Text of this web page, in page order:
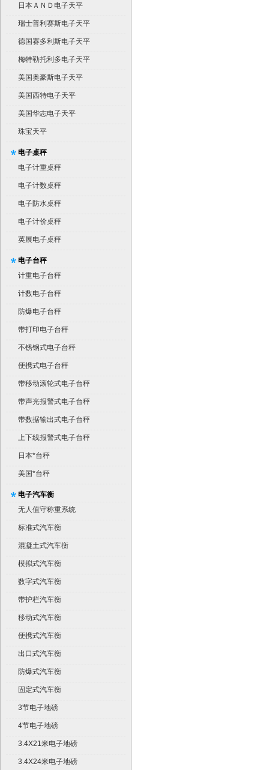
日本ＡＮＤ电子天平
瑞士普利赛斯电子天平
德国赛多利斯电子天平
梅特勒托利多电子天平
美国奥豪斯电子天平
美国西特电子天平
美国华志电子天平
珠宝天平
电子桌秤
电子计重桌秤
电子计数桌秤
电子防水桌秤
电子计价桌秤
英展电子桌秤
电子台秤
计重电子台秤
计数电子台秤
防爆电子台秤
带打印电子台秤
不锈钢式电子台秤
便携式电子台秤
带移动滚轮式电子台秤
带声光报警式电子台秤
带数据输出式电子台秤
上下线报警式电子台秤
日本*台秤
美国*台秤
电子汽车衡
无人值守称重系统
标准式汽车衡
混凝土式汽车衡
模拟式汽车衡
数字式汽车衡
带护栏汽车衡
移动式汽车衡
便携式汽车衡
出口式汽车衡
防爆式汽车衡
固定式汽车衡
3节电子地磅
4节电子地磅
3.4X21米电子地磅
3.4X24米电子地磅